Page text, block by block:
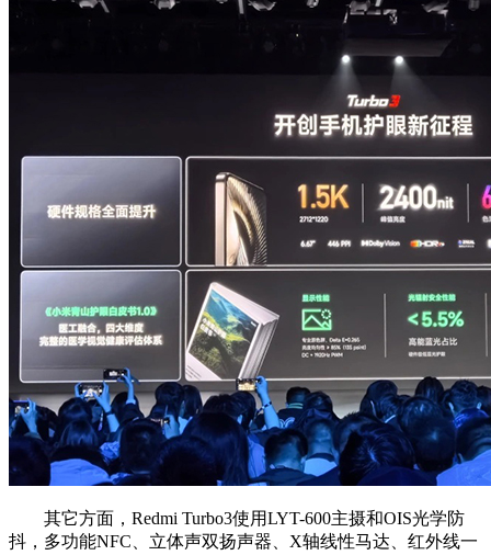
其它方面，Redmi Turbo3使用LYT-600主摄和OIS光学防
抖，多功能NFC、立体声双扬声器、X轴线性马达、红外线一